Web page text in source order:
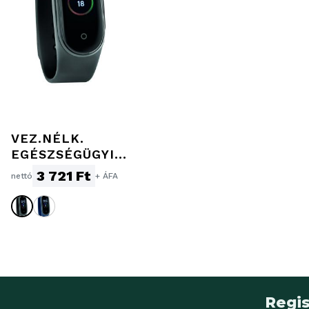
VEZ.NÉLK.
EGÉSZSÉGÜGYI
OKOSÓRA
nettó 3 721 Ft + ÁFA